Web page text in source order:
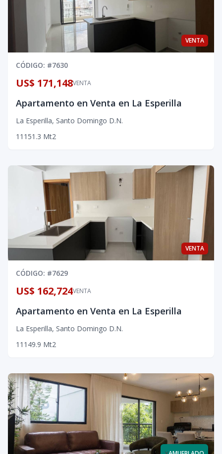
VENTA
CÓDIGO: #7630
VENTA
US$ 171,148
Apartamento en Venta en La Esperilla
La Esperilla, Santo Domingo D.N.
1 1 1 51.3 Mt2
VENTA
CÓDIGO: #7629
VENTA
US$ 162,724
Apartamento en Venta en La Esperilla
La Esperilla, Santo Domingo D.N.
1 1 1 49.9 Mt2